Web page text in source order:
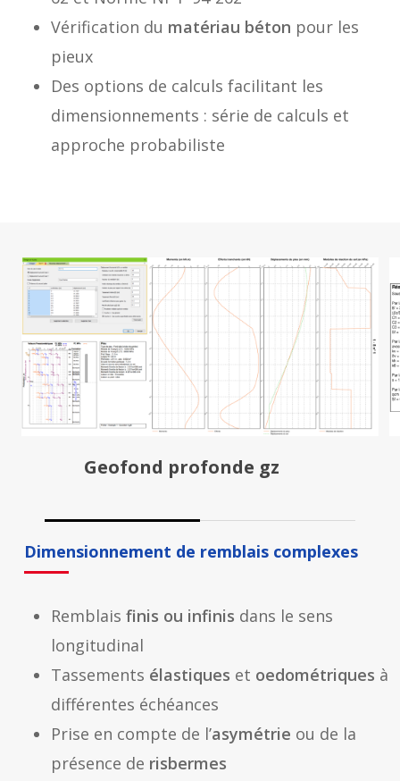
Vérification du matériau béton pour les
pieux
Des options de calculs facilitant les
dimensionnements : série de calculs et
approche probabiliste
Geofond profonde gz
Dimensionnement de remblais complexes
Remblais finis ou infinis dans le sens
longitudinal
Tassements élastiques et oedométriques à
différentes échéances
Prise en compte de l’asymétrie ou de la
présence de risbermes